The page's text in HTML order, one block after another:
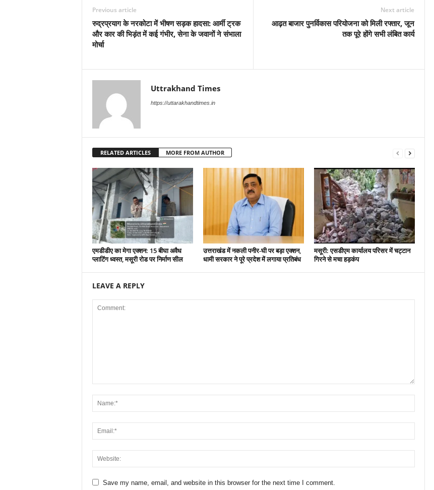
Previous article
रुद्रप्रयाग के नरकोटा में भीषण सड़क हादसा: आर्मी ट्रक
और कार की भिड़ंत में कई गंभीर, सेना के जवानों ने संभाला
मोर्चा
Next article
आढ़त बाजार पुनर्विकास परियोजना को मिली रफ्तार, जून
तक पूरे होंगे सभी लंबित कार्य
Uttrakhand Times
https://uttarakhandtimes.in
RELATED ARTICLES MORE FROM AUTHOR
एमडीडीए का मेगा एक्शन: 15 बीघा अवैध
प्लाटिंग ध्वस्त, मसूरी रोड पर निर्माण सील
उत्तराखंड में नकली पनीर-घी पर बड़ा एक्शन,
धामी सरकार ने पूरे प्रदेश में लगाया प्रतिबंध
मसूरी: एसडीएम कार्यालय परिसर में चट्टान
गिरने से मचा हड़कंप
LEAVE A REPLY
Save my name, email, and website in this browser for the next time I comment.